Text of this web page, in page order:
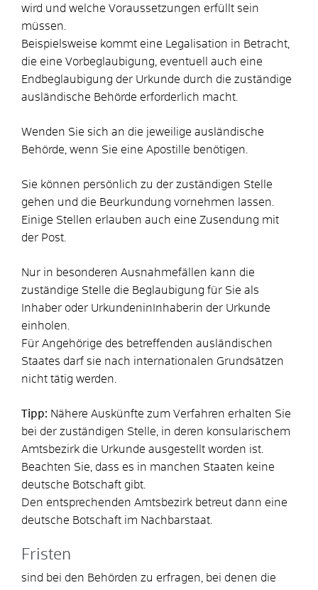
wird und welche Voraussetzungen erfüllt sein
müssen.
Beispielsweise kommt eine Legalisation in Betracht,
die eine Vorbeglaubigung, eventuell auch eine
Endbeglaubigung der Urkunde durch die zuständige
ausländische Behörde erforderlich macht.
Wenden Sie sich an die jeweilige ausländische
Behörde, wenn Sie eine Apostille benötigen.
Sie können persönlich zu der zuständigen Stelle
gehen und die Beurkundung vornehmen lassen.
Einige Stellen erlauben auch eine Zusendung mit
der Post.
Nur in besonderen Ausnahmefällen kann die
zuständige Stelle die Beglaubigung für Sie als
Inhaber oder UrkundeninInhaberin der Urkunde
einholen.
Für Angehörige des betreffenden ausländischen
Staates darf sie nach internationalen Grundsätzen
nicht tätig werden.
Tipp: Nähere Auskünfte zum Verfahren erhalten Sie
bei der zuständigen Stelle , in deren konsularischem
Amtsbezirk die Urkunde ausgestellt worden ist.
Beachten Sie, dass es in manchen Staaten keine
deutsche Botschaft gibt.
Den entsprechenden Amtsbezirk betreut dann eine
deutsche Botschaft im Nachbarstaat.
Fristen
sind bei den Behörden zu erfragen, bei denen die